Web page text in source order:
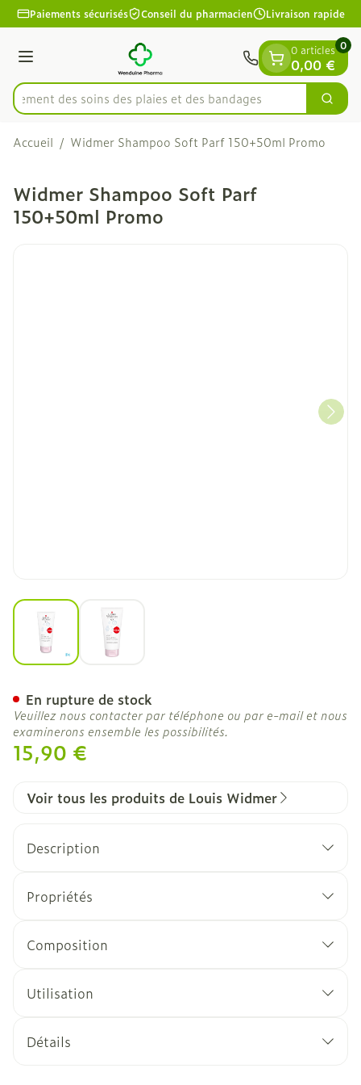
Aller au contenu
1 de 1
Paiements sécurisés Conseil du pharmacien Livraison rapide
Menu
Rechercherdes soins des plaies et des bandages
0 articles
0,00 €
0
Accueil / Widmer Shampoo Soft Parf 150+50ml Promo
Widmer Shampoo Soft Parf
150+50ml Promo
View larger imageView larger image
15,90 €
En rupture de stock
Veuillez nous contacter par téléphone ou par e-mail et nous
examinerons ensemble les possibilités.
Voir tous les produits de Louis Widmer
Description
Peau sensible
Propriétés
Une combinaison de tensio-actifs extra-doux
Composition
Utilisation
Détails